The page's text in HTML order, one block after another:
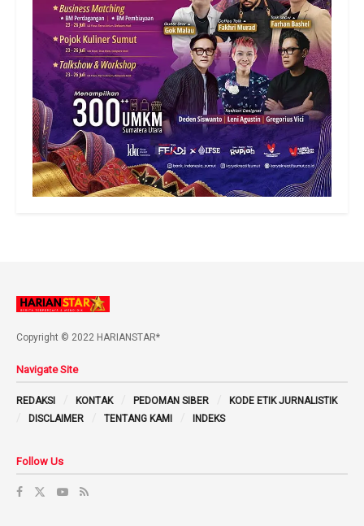
Copyright © 2022 HARIANSTAR*
Navigate Site
REDAKSI KONTAK PEDOMAN SIBER
KODE ETIK JURNALISTIK
DISCLAIMER
TENTANG KAMI INDEKS
Follow Us